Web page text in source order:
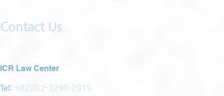
Contact Us
ICR Law Center
Tel: +82(0)2-3290-2915